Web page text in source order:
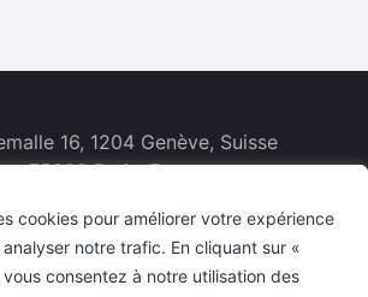
cookies pour améliorer votre expérience
notre trafic. En cliquant sur «
consentez à notre utilisation des
16, 1204 Genève, Suisse
75002 Paris, France
22 318 77 60